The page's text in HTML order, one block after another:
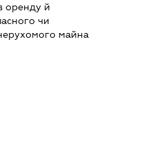
оренду й
чи
майна